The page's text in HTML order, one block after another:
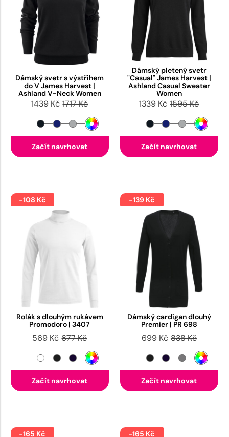
Dámský svetr s výstřihem
do V James Harvest |
Ashland V-Neck Women
1439 Kč 1717 Kč
Začít navrhovat
Dámský pletený svetr
"Casual" James Harvest |
Ashland Casual Sweater
Women
1339 Kč 1595 Kč
Začít navrhovat
-108 Kč
Rolák s dlouhým rukávem
Promodoro | 3407
569 Kč 677 Kč
Začít navrhovat
-139 Kč
Dámský cardigan dlouhý
Premier | PR 698
699 Kč 838 Kč
Začít navrhovat
-165 Kč -165 Kč